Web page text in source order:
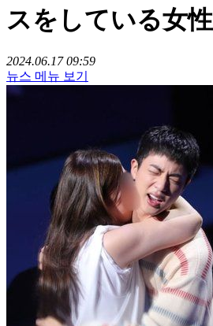
スをしている女性
2024.06.17 09:59
뉴스 메뉴 보기